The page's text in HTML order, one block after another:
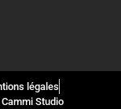
légales
Studio